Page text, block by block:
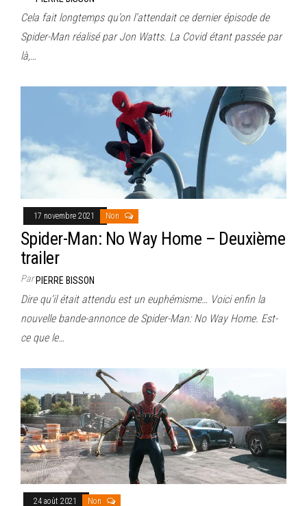
Cela fait longtemps qu’on l’attendait ce dernier épisode de
Spider-Man réalisé par Jon Watts. La Covid étant passée par
là,…
17 novembre 2021 Non
Spider-Man: No Way Home – Deuxième
trailer
ParPIERRE BISSON
Dire qu’il était attendu est un euphémisme… Voici enfin la
nouvelle bande-annonce de Spider-Man: No Way Home. Est-
ce que le…
24 août 2021 Non